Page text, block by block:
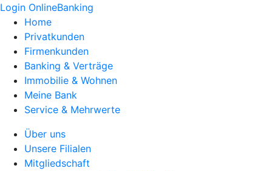
Login OnlineBanking
Home
Privatkunden
Firmenkunden
Banking & Verträge
Immobilie & Wohnen
Meine Bank
Service & Mehrwerte
Über uns
Unsere Filialen
Mitgliedschaft